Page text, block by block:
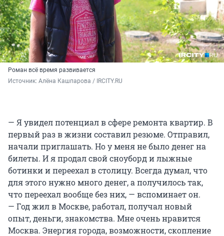
Роман всё время развивается
Источник: Алёна Кашпарова / IRCITY.RU
— Я увидел потенциал в сфере ремонта квартир. В
первый раз в жизни составил резюме. Отправил,
начали приглашать. Но у меня не было денег на
билеты. И я продал свой сноуборд и лыжные
ботинки и переехал в столицу. Всегда думал, что
для этого нужно много денег, а получилось так,
что переехал вообще без них, — вспоминает он.
— Год жил в Москве, работал, получал новый
опыт, деньги, знакомства. Мне очень нравится
Москва. Энергия города, возможности, скопление